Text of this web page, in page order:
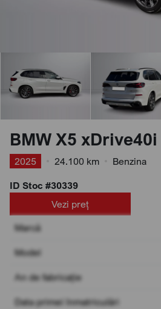
BMW X5 xDrive40i
2025 24.100 km
Benzina
ID Stoc #30339
Vezi preț
Marcă
Model
An de fabricație
Data primei înmatriculări